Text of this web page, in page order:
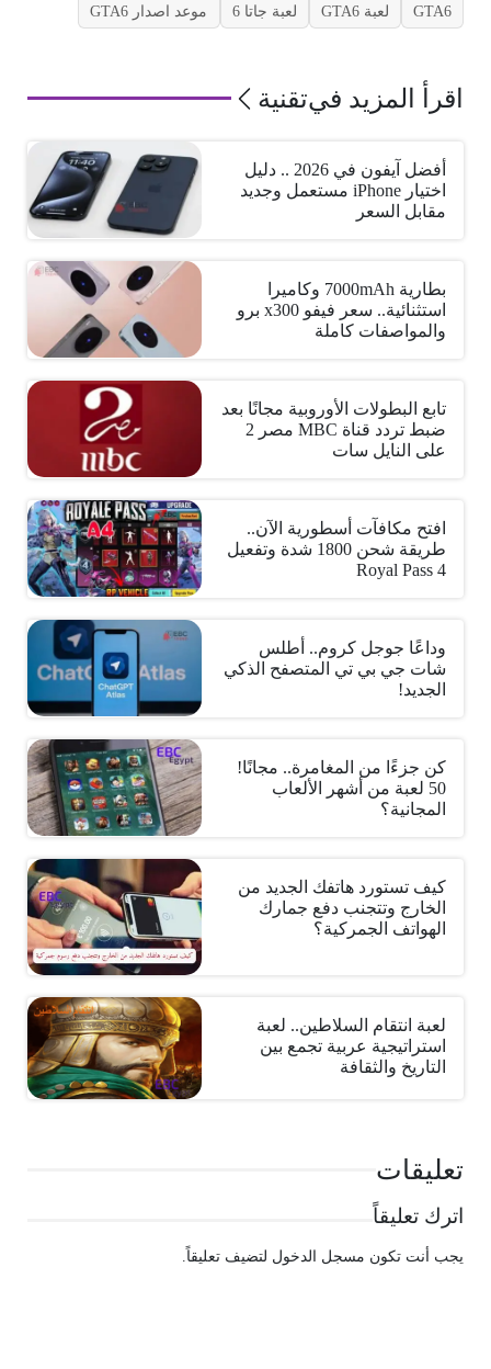
GTA6 لعبة GTA6 لعبة جاتا 6 موعد اصدار GTA6
اقرأ المزيد فيتقنية
أفضل آيفون في 2026 .. دليل
اختيار iPhone مستعمل وجديد
مقابل السعر
بطارية 7000mAh وكاميرا
استثنائية.. سعر فيفو x300 برو
والمواصفات كاملة
تابع البطولات الأوروبية مجانًا بعد
ضبط تردد قناة MBC مصر 2
على النايل سات
افتح مكافآت أسطورية الآن..
طريقة شحن 1800 شدة وتفعيل
Royal Pass 4
وداعًا جوجل كروم.. أطلس
شات جي بي تي المتصفح الذكي
الجديد!
كن جزءًا من المغامرة.. مجانًا!
50 لعبة من أشهر الألعاب
المجانية؟
كيف تستورد هاتفك الجديد من
الخارج وتتجنب دفع جمارك
الهواتف الجمركية؟
لعبة انتقام السلاطين.. لعبة
استراتيجية عربية تجمع بين
التاريخ والثقافة
تعليقات
اترك تعليقاً
يجب أنت تكون مسجل الدخول لتضيف تعليقاً.